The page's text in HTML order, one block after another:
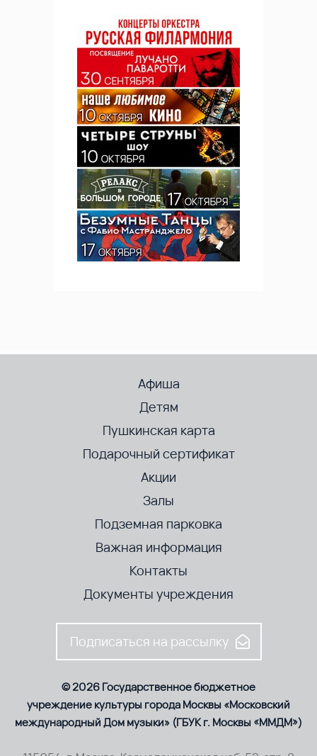
Афиша
Детям
Пушкинская карта
Подарочный сертификат
Акции
Залы
Подземная парковка
Важная информация
Контакты
Документы учреждения
Подписаться на рассылку
© 2026 Государственное бюджетное
учреждение культуры города Москвы «Московский
международный Дом музыки» (ГБУК г. Москвы «ММДМ»)